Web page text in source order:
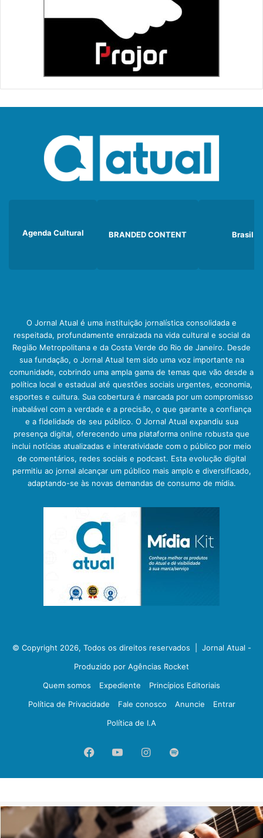
Agenda Cultural BRANDED CONTENT Brasil
O Jornal Atual é uma instituição jornalística consolidada e
respeitada, profundamente enraizada na vida cultural e social da
Região Metropolitana e da Costa Verde do Rio de Janeiro. Desde
sua fundação, o Jornal Atual tem sido uma voz importante na
comunidade, cobrindo uma ampla gama de temas que vão desde a
política local e estadual até questões sociais urgentes, economia,
esportes e cultura. Sua cobertura é marcada por um compromisso
inabalável com a verdade e a precisão, o que garante a confiança
e a fidelidade de seu público. O Jornal Atual expandiu sua
presença digital, oferecendo uma plataforma online robusta que
inclui notícias atualizadas e interatividade com o público por meio
de comentários, redes sociais e podcast. Esta evolução digital
permitiu ao jornal alcançar um público mais amplo e diversificado,
adaptando-se às novas demandas de consumo de mídia.
© Copyright 2026, Todos os direitos reservados | Jornal Atual -
Produzido por Agências Rocket
Quem somos
Expediente
Princípios Editoriais
Política de Privacidade
Fale conosco Anuncie
Entrar
Política de I.A
FacebookYouTubeInstagram
Spotify